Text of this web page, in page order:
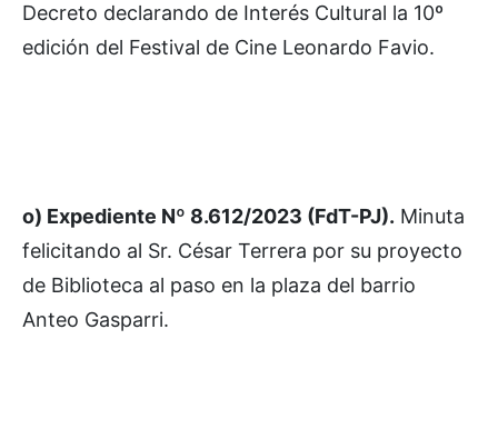
Decreto declarando de Interés Cultural la 10º
edición del Festival de Cine Leonardo Favio.
o) Expediente Nº 8.612/2023 (FdT-PJ). Minuta
felicitando al Sr. César Terrera por su proyecto
de Biblioteca al paso en la plaza del barrio
Anteo Gasparri.